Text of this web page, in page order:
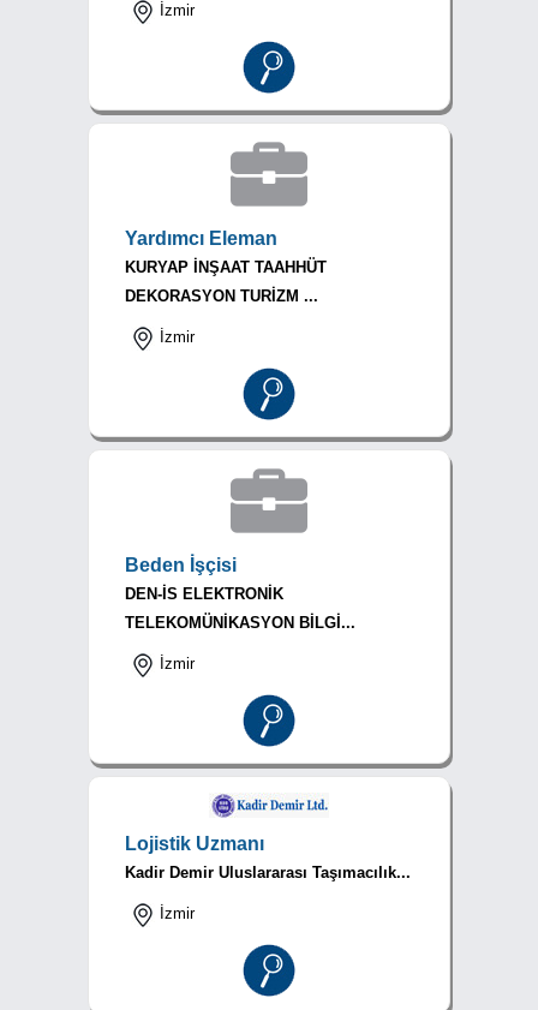
İzmir
Yardımcı Eleman
KURYAP İNŞAAT TAAHHÜT
DEKORASYON TURİZM ...
İzmir
Beden İşçisi
DEN-İS ELEKTRONİK
TELEKOMÜNİKASYON BİLGİ...
İzmir
Lojistik Uzmanı
Kadir Demir Uluslararası Taşımacılık...
İzmir